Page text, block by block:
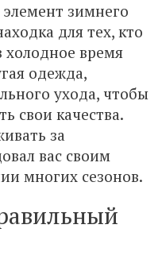
зимнего
для тех, кто
время
одежда,
ухода, чтобы
свои качества.
за
вас своим
многих сезонов.